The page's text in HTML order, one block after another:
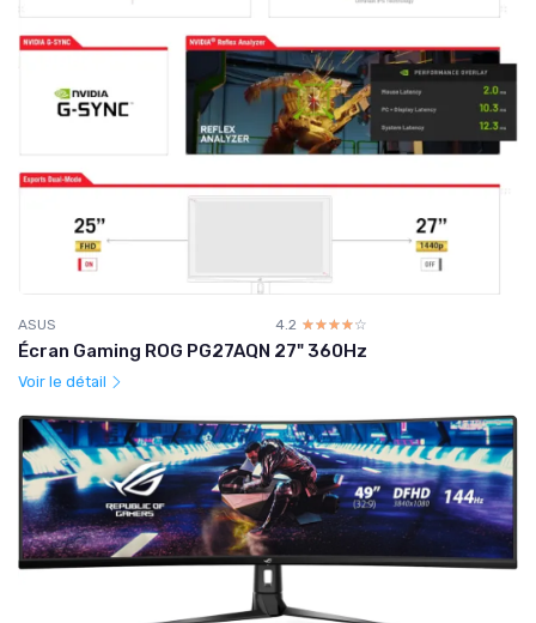
ASUS 4.2 ☆☆☆☆☆
★★★★★
Écran Gaming ROG PG27AQN 27" 360Hz
Voir le détail